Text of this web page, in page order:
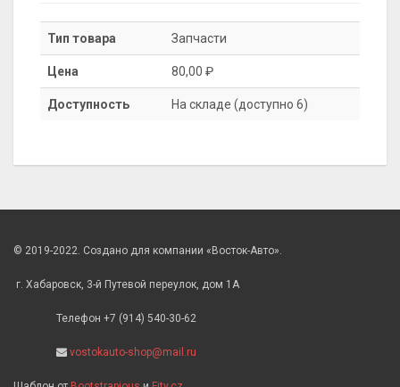
Тип товара Запчасти
Цена 80,00 ₽
Доступность На складе (доступно 6)
© 2019-2022. Создано для компании «Восток-Авто».
г. Хабаровск, 3-й Путевой переулок, дом 1А
Телефон +7 (914) 540-30-62
vostokauto-shop@mail.ru